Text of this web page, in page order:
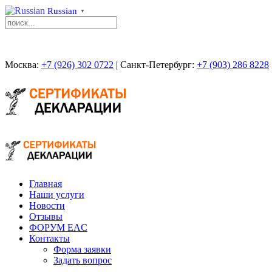
Russian ▼
Москва: +7 (926) 302 0722 | Санкт-Петербург: +7 (903) 286 8228
Главная
Наши услуги
Новости
Отзывы
ФОРУМ EAC
Контакты
Форма заявки
Задать вопрос